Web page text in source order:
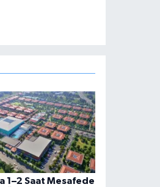
1–2 Saat Mesafede